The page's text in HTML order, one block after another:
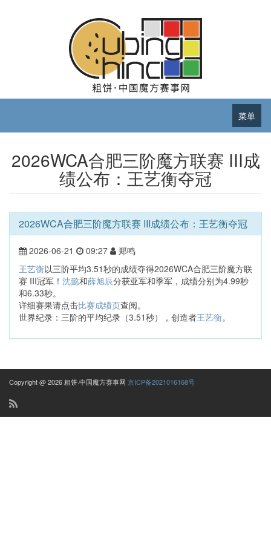
菜单
2026WCA合肥三阶魔方联赛 III成
绩公布：王艺衡夺冠
2026WCA合肥三阶魔方联赛 III成绩公布：王艺衡夺冠
2026-06-21 09:27
郑鸣
王艺衡以三阶平均3.51秒的成绩夺得2026WCA合肥三阶魔方联
赛 III冠军！ 沈懿和薛旭辰分获亚军和季军，成绩分别为4.99秒
和6.33秒。
详细赛果请点击比赛成绩页查阅。
世界纪录：三阶的平均纪录（3.51秒），创造者王艺衡。
Copyright @ 2026 粗饼·中国魔方赛事网 京ICP备2021016168号